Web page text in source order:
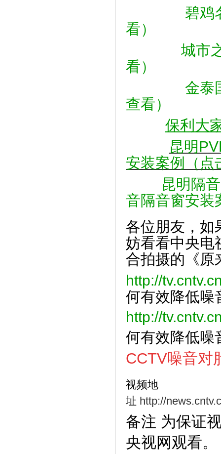
碧鸡
看）
城市
看）
金泰
查看）
保利大
昆明
安装案例（点
昆明隔
音隔音窗安装
各位朋友，如
妨看看中央电
合拍摄的《原
http://
何有效降低噪
http://
何有效降低噪
CCTV噪音对
视频地
址 http://
备注 为保证
央视网观看。